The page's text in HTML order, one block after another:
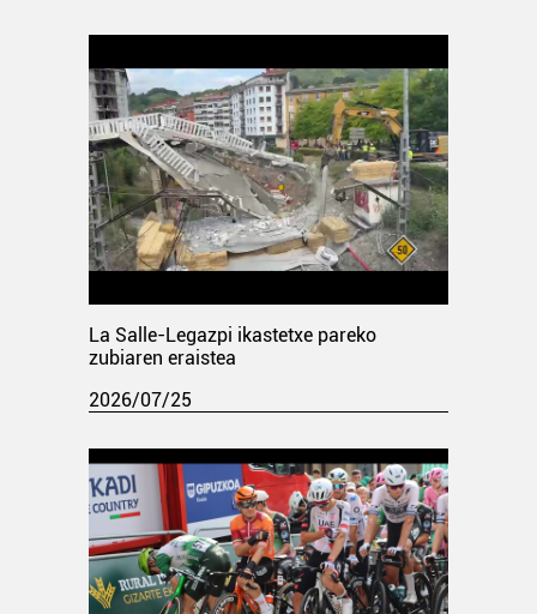
La Salle-Legazpi ikastetxe pareko
zubiaren eraistea
2026/07/25